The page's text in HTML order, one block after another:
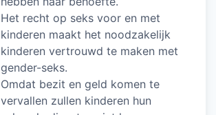
Het recht op seks voor en met
kinderen maakt het noodzakelijk
kinderen vertrouwd te maken met
gender-seks.
Omdat bezit en geld komen te
vervallen zullen kinderen hun